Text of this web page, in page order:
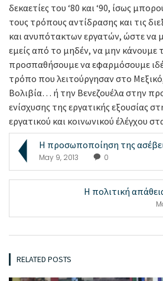
δεκαετίες του ‘80 και ‘90, ίσως
τους τρόπους αντίδρασης και τις
και ανυπότακτων εργατών, ώστε να
εμείς από το μηδέν, να μην κάνουμε
προσπαθήσουμε να εφαρμόσουμε
τρόπο που λειτούργησαν στο
Βολιβία… ή την Βενεζουέλα στην
ενίσχυσης της εργατικής εξουσίας
εργατικού και κοινωνικού έλέγχου
Η προσωποποίηση της
May 9, 2013 0
Η πολιτική
RELATED POSTS